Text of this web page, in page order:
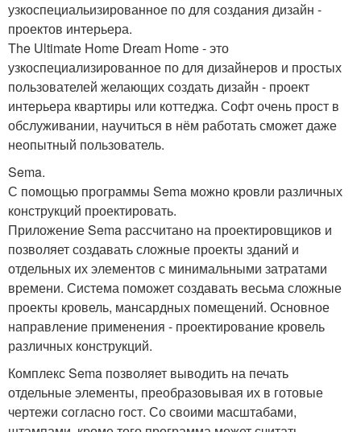
узкоспециальизированное по для создания дизайн -
проектов интерьера.
The Ultimate Home Dream Home - это
узкоспециализированное по для дизайнеров и простых
пользователей желающих создать дизайн - проект
интерьера квартиры или коттеджа. Софт очень прост в
обслуживании, научиться в нём работать сможет даже
неопытный пользователь.
Sema.
С помощью программы Sema можно кровли различных
конструкций проектировать.
Приложение Sema рассчитано на проектировщиков и
позволяет создавать сложные проекты зданий и
отдельных их элементов с минимальными затратами
времени. Система поможет создавать весьма сложные
проекты кровель, мансардных помещений. Основное
направление применения - проектирование кровель
различных конструкций.
Комплекс Sema позволяет выводить на печать
отдельные элементы, преобразовывая их в готовые
чертежи согласно гост. Со своими масштабами,